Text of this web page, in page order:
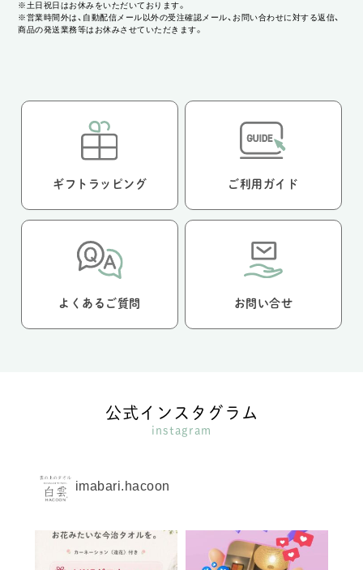
※土日祝日はお休みをいただいております。
※営業時間外は、自動配信メール以外の受注確認メール、お問い合わせに対する返信、
商品の発送業務等はお休みさせていただきます。
ギフトラッピング ご利用ガイド
よくあるご質問 お問い合せ
公式インスタグラム
instagram
imabari.hacoon